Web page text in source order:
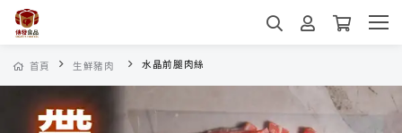
首頁 生鮮豬肉 水晶前腿肉絲